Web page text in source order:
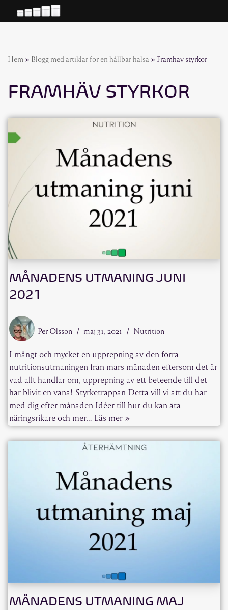
Hem » Blogg med artiklar för en hållbar hälsa » Framhäv styrkor
FRAMHÄV STYRKOR
MÅNADENS UTMANING JUNI
2021
Per Olsson maj 31, 2021 Nutrition
I mångt och mycket en upprepning av den förra
nutritionsutmaningen från mars månaden eftersom det är
vad allt handlar om, upprepning av ett beteende till det
har blivit en vana! Styrketrappan Detta vill vi att du har
med dig efter månaden Idéer till hur du kan äta
näringsrikare och mer… Läs mer »
MÅNADENS UTMANING MAJ